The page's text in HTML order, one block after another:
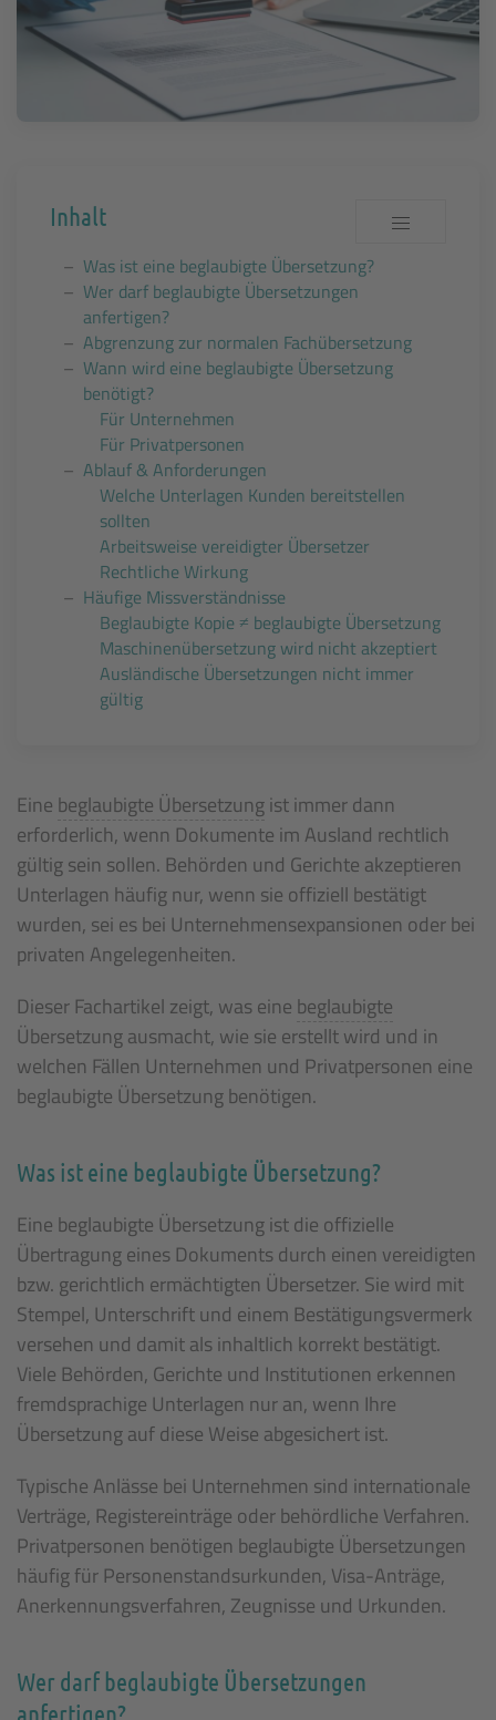
Inhalt
Was ist eine beglaubigte Übersetzung?
Wer darf beglaubigte Übersetzungen
anfertigen?
Abgrenzung zur normalen Fachübersetzung
Wann wird eine beglaubigte Übersetzung
benötigt?
Für Unternehmen
Für Privatpersonen
Ablauf & Anforderungen
Welche Unterlagen Kunden bereitstellen
sollten
Arbeitsweise vereidigter Übersetzer
Rechtliche Wirkung
Häufige Missverständnisse
Beglaubigte Kopie ≠ beglaubigte Übersetzung
Maschinenübersetzung wird nicht akzeptiert
Ausländische Übersetzungen nicht immer
gültig
Eine beglaubigte Übersetzungist immer dann
erforderlich, wenn Dokumente im Ausland rechtlich
gültig sein sollen. Behörden und Gerichte akzeptieren
Unterlagen häufig nur, wenn sie offiziell bestätigt
wurden, sei es bei Unternehmensexpansionen oder bei
privaten Angelegenheiten.
Dieser Fachartikel zeigt, was eine beglaubigte
Übersetzung ausmacht, wie sie erstellt wird und in
welchen Fällen Unternehmen und Privatpersonen eine
beglaubigte Übersetzung benötigen.
Was ist eine beglaubigte Übersetzung?
Eine beglaubigte Übersetzung ist die offizielle
Übertragung eines Dokuments durch einen vereidigten
bzw. gerichtlich ermächtigten Übersetzer. Sie wird mit
Stempel, Unterschrift und einem Bestätigungsvermerk
versehen und damit als inhaltlich korrekt bestätigt.
Viele Behörden, Gerichte und Institutionen erkennen
fremdsprachige Unterlagen nur an, wenn Ihre
Übersetzung auf diese Weise abgesichert ist.
Typische Anlässe bei Unternehmen sind internationale
Verträge, Registereinträge oder behördliche Verfahren.
Privatpersonen benötigen beglaubigte Übersetzungen
häufig für Personenstandsurkunden, Visa-Anträge,
Anerkennungsverfahren, Zeugnisse und Urkunden.
Wer darf beglaubigte Übersetzungen
anfertigen?